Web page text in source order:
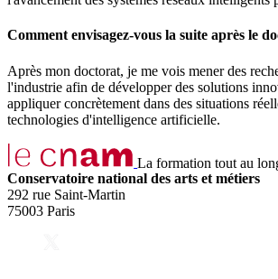
Comment envisagez-vous la suite après le
Après mon doctorat, je me vois mener des
l'industrie afin de développer des solutions
appliquer concrètement dans des situations
technologies d'intelligence artificielle.
La formation tout au
Conservatoire national des arts et métiers
292 rue Saint-Martin
75003 Paris